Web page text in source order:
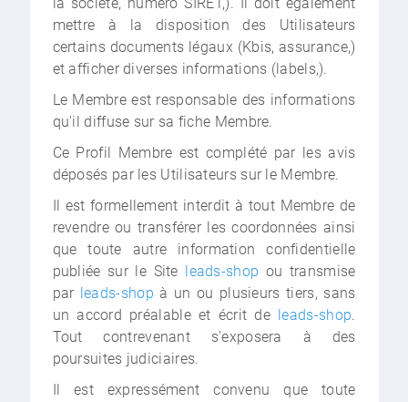
mettre à la disposition des Utilisateurs
certains documents légaux (Kbis, assurance,)
et afficher diverses informations (labels,).
Le Membre est responsable des informations
qu'il diffuse sur sa fiche Membre.
Ce Profil Membre est complété par les avis
déposés par les Utilisateurs sur le Membre.
Il est formellement interdit à tout Membre de
revendre ou transférer les coordonnées ainsi
que toute autre information confidentielle
publiée sur le Site leads-shop ou transmise
par leads-shop à un ou plusieurs tiers, sans
un accord préalable et écrit de leads-shop.
Tout contrevenant s'exposera à des
poursuites judiciaires.
Il est expressément convenu que toute